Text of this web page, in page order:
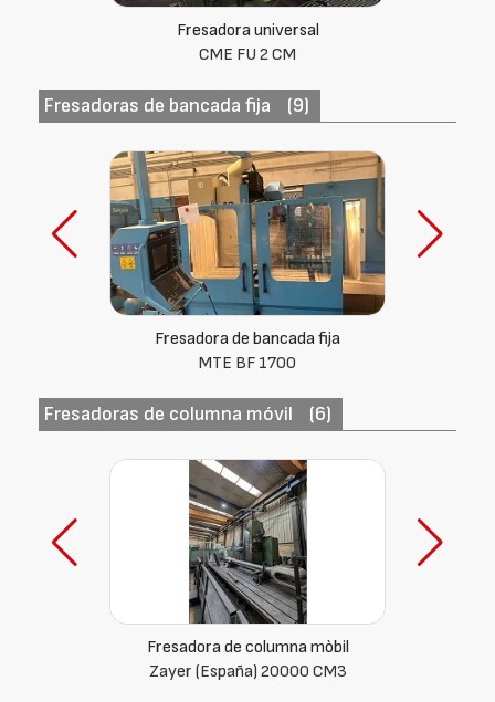
Fresadora universal
Lagun (España) FCM 185
Fresadoras de bancada fija (9)
Fresadora de bancada fija
MTE KOMPAKT
Fresadoras de columna móvil (6)
Fresadora de columna movil
Soraluce (España) FL 9000